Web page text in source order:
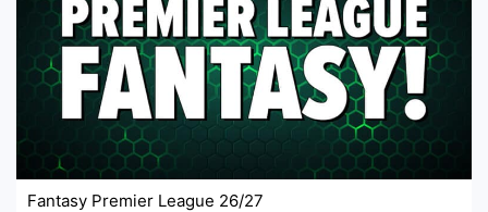
Fantasy Premier League 26/27